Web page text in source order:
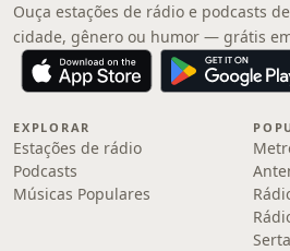
Ouça estações de rádio e podcasts
cidade, gênero ou humor — grátis
EXPLORAR
Estações de rádio
Podcasts
Músicas Populares